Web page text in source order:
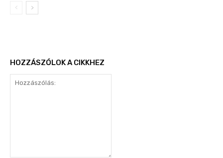
HOZZÁSZÓLOK A CIKKHEZ